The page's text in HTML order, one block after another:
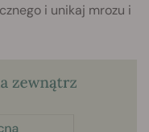
i unikaj mrozu i